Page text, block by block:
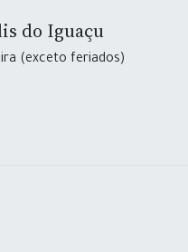
do Iguaçu
(exceto feriados)